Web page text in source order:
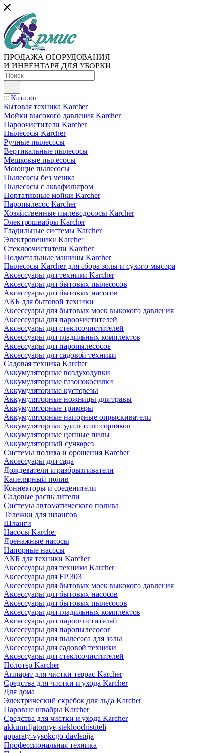
ПРОДАЖА ОБОРУДОВАНИЯ
И ИНВЕНТАРЯ ДЛЯ УБОРКИ
Каталог
Бытовая техника Karcher
Мойки высокого давления Karcher
Пароочистители Karcher
Пылесосы Karcher
Ручные пылесосы
Вертикальные пылесосы
Мешковые пылесосы
Моющие пылесосы
Пылесосы без мешка
Пылесосы с аквафильтром
Портативные мойки Karcher
Паропылесос Karcher
Хозяйственные пылеводососы Karcher
Электрошвабры Karcher
Гладильные системы Karcher
Электровеники Karcher
Стеклоочистители Karcher
Подметальные машины Karcher
Пылесосы Karcher для сбора золы и сухого мысора
Аксессуары для техники Karcher
Аксессуары для бытовых пылесосов
Аксессуары для бытовых насосов
АКБ для бытовой техники
Аксессуары для бытовых моек выкокого давления
Аксессуары для пароочистителей
Аксессуары для стеклоочистителей
Аксессуары для гладильных комплектов
Аксессуары для паропылесосов
Аксессуары для садовой техники
Садовая техника Karcher
Аккумуляторные воздуходувки
Аккумуляторные газонокосилки
Аккумуляторные кусторезы
Аккумуляторные ножницы для травы
Аккумуляторные тримеры
Аккумуляторные напорные опрыскиватели
Аккумуляторные удалители сорняков
Аккумуляторные цепные пилы
Аккумуляторный сучкорез
Системы полива и орошения Karcher
Аксессуары для сада
Дождеватели и разбрызгиватели
Капелярный полив
Коннекторы и соеденители
Садовые распылители
Системы автоматического полива
Тележки для шлангов
Шланги
Насосы Karcher
Дренажные насосы
Напорные насосы
АКБ для техники Karcher
Аксессуары для техники Karcher
Аксессуары для FP 303
Аксессуары для бытовых моек выкокого давления
Аксессуары для бытовых насосов
Аксессуары для бытовых пылесосов
Аксессуары для гладильных комплектов
Аксессуары для пароочистителей
Аксессуары для паропылесосов
Аксессуары для пылесоса для золы
Аксессуары для садовой техники
Аксессуары для стеклоочистителей
Полотер Karcher
Аппарат для чистки террас Karcher
Средства для чистки и ухода Karcher
Для дома
Электрический скребок для льда Karcher
Паровые швабры Karcher
Средства для чистки и ухода Karcher
akkumuljatornye-stekloochistiteli
apparaty-vysokogo-davlenija
Профессиональная техника